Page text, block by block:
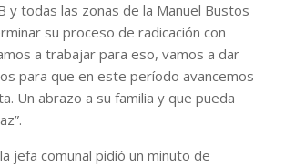
y todas las zonas de la Manuel Bustos
su proceso de radicación con
a trabajar para eso, vamos a dar
para que en este período avancemos
Un abrazo a su familia y que pueda
jefa comunal pidió un minuto de